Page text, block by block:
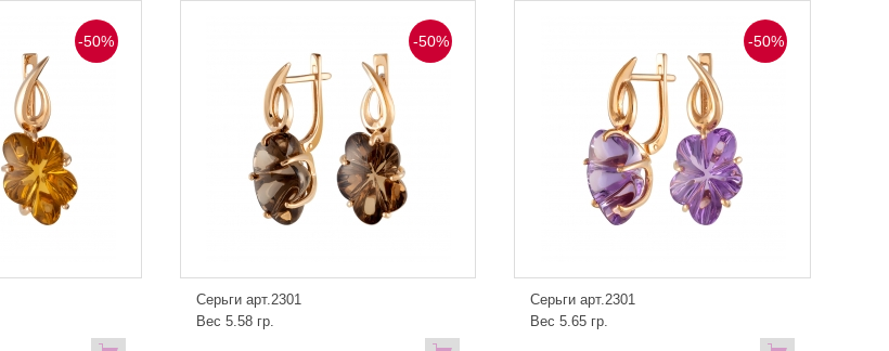
-50% -50%
Серьги арт.2301
Вес 5.58 гр.
-50%
Серьги арт.2301
Вес 5.65 гр.